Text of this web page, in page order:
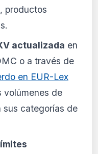
productos
actualizada en
o a través de
en EUR-Lex
volúmenes de
sus categorías de